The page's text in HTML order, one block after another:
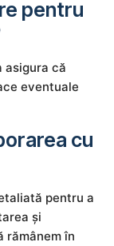
pentru
asigura că
eventuale
cu
pentru a
și
rămânem în